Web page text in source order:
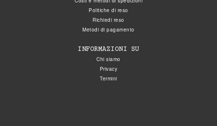
Politiche di reso
Richiedi reso
Metodi di pagamento
INFORMAZIONI SU
Chi siamo
Privacy
Termini